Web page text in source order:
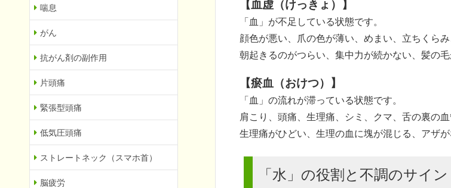
【血虚（けっきょ）】
「血」が不足している状態です。
顔色が悪い、爪の色が薄い、めまい、立ちくら
朝起きるのがつらい、集中力が続かない、髪の
【瘀血（おけつ）】
「血」の流れが滞っている状態です。
肩こり、頭痛、生理痛、シミ、クマ、舌の裏の
生理痛がひどい、生理の血に塊が混じる、アザ
「水」の役割と不調のサイン
喘息
がん
抗がん剤の副作用
片頭痛
緊張型頭痛
低気圧頭痛
ストレートネック（スマホ首）
脳疲労